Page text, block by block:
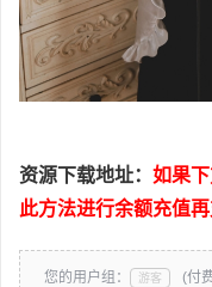
资源下载地址： 如果
此方法进行余额充值再
您的用户组： 游客 (付